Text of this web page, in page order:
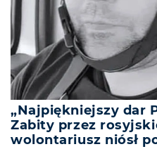
„Najpiękniejszy dar
Zabity przez
wolontariusz niósł